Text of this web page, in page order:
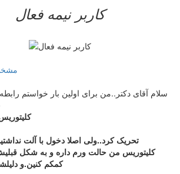
کاربر نيمه فعال
سلام آقای دکتر..من برای اولین بار خواستم
تحریک کرد..ولی اصلا دخول با آلت
کلیتوریس من حالت ورم داره و به شکل
کمکم کنین.و